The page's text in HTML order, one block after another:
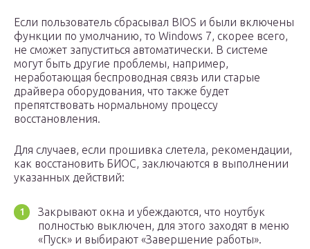
Если пользователь сбрасывал BIOS и были включены
функции по умолчанию, то Windows 7, скорее всего,
не сможет запуститься автоматически. В системе
могут быть другие проблемы, например,
неработающая беспроводная связь или старые
драйвера оборудования, что также будет
препятствовать нормальному процессу
восстановления.
Для случаев, если прошивка слетела, рекомендации,
как восстановить БИОС, заключаются в выполнении
указанных действий:
Закрывают окна и убеждаются, что ноутбук
полностью выключен, для этого заходят в меню
«Пуск» и выбирают «Завершение работы».